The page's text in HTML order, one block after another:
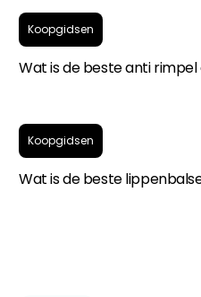
Koopgidsen
Wat is de beste anti
Koopgidsen
Wat is de beste